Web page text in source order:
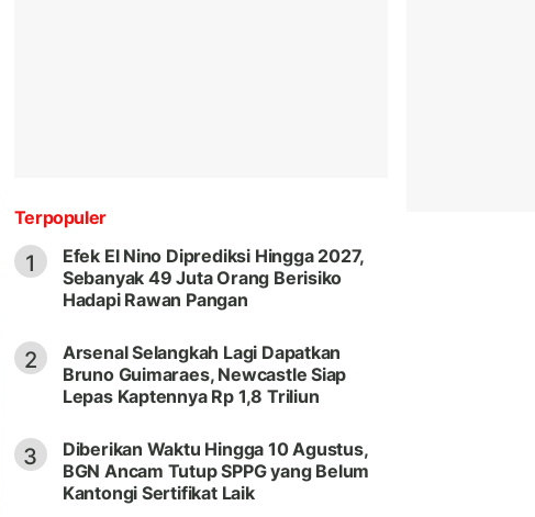
Terpopuler
1
Efek El Nino Diprediksi Hingga 2027,
Sebanyak 49 Juta Orang Berisiko
Hadapi Rawan Pangan
2
Arsenal Selangkah Lagi Dapatkan
Bruno Guimaraes, Newcastle Siap
Lepas Kaptennya Rp 1,8 Triliun
3
Diberikan Waktu Hingga 10 Agustus,
BGN Ancam Tutup SPPG yang Belum
Kantongi Sertifikat Laik